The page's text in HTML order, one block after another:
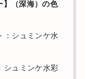
】（深海）の色
：シュミンケ水
シュミンケ水彩